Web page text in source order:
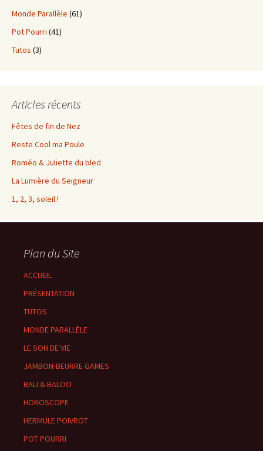
Monde Parallèle (61)
Pot Pourri (41)
Tutos (3)
Articles récents
Fêtes de fin de Nez
Reste Cool ma Poule
Roméo & Juliette du bled
La Lumière du Seigneur
1, 2, 3, soleil !
Plan du Site
ACCUEIL
PRÉSENTATION
TUTOS
MONDE PARALLÈLE
LE SON DE VIE
JAMBON-BEURRE GAMES
BALI & BALOO
HOROSCOPE
HERMULE POIVROT
POT POURRI